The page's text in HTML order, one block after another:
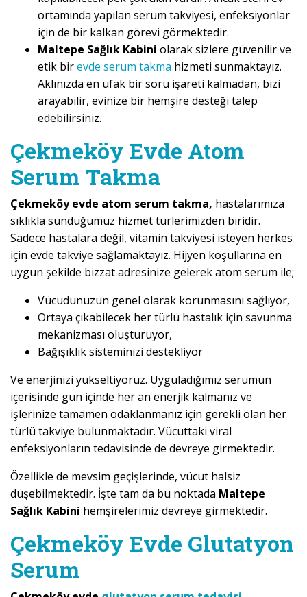
ortamında yapılan serum takviyesi, enfeksiyonlar
için de bir kalkan görevi görmektedir.
Maltepe Sağlık Kabini olarak sizlere güvenilir ve
etik birevde serum takma hizmeti sunmaktayız.
Aklınızda en ufak bir soru işareti kalmadan, bizi
arayabilir, evinize bir hemşire desteği talep
edebilirsiniz.
Çekmeköy Evde Atom
Serum Takma
Çekmeköy evde atom serum takma, hastalarımıza
sıklıkla sunduğumuz hizmet türlerimizden biridir.
Sadece hastalara değil, vitamin takviyesi isteyen herkes
için evde takviye sağlamaktayız. Hijyen koşullarına en
uygun şekilde bizzat adresinize gelerek atom serum ile;
Vücudunuzun genel olarak korunmasını sağlıyor,
Ortaya çıkabilecek her türlü hastalık için savunma
mekanizması oluşturuyor,
Bağışıklık sisteminizi destekliyor
Ve enerjinizi yükseltiyoruz. Uyguladığımız serumun
içerisinde gün içinde her an enerjik kalmanız ve
işlerinize tamamen odaklanmanız için gerekli olan her
türlü takviye bulunmaktadır. Vücuttaki viral
enfeksiyonların tedavisinde de devreye girmektedir.
Özellikle de mevsim geçişlerinde, vücut halsiz
düşebilmektedir. İşte tam da bu noktada Maltepe
Sağlık Kabini hemşirelerimiz devreye girmektedir.
Çekmeköy Evde Glutatyon
Serum